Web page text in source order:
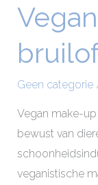
Geen categorie
Vegan make-
bewust van
veganistische
Vegan
makeup
bruiloft